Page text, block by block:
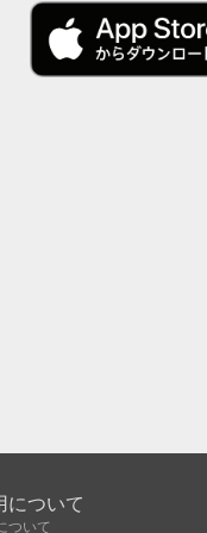
について
ついて